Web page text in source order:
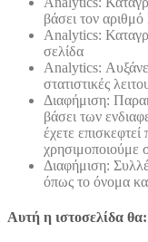
βάσει τον αριθμό
Analytics:
σελίδα
Analytics:
στατιστικές
Διαφήμιση:
βάσει των
έχετε
χρησιμοποιούμε
Διαφήμιση:
όπως το όνομα
Αυτή η ιστοσελίδα θα: